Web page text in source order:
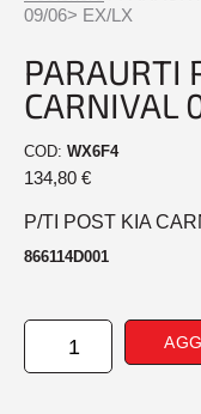
09/06> EX/LX
PARAURTI
COD: WX6F4
134,80 €
P/TI POST KIA
866114D001
PARAURTI
POSTERIORE